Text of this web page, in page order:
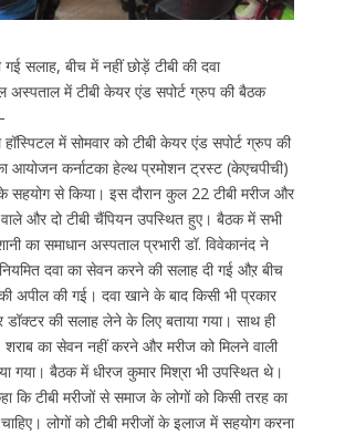
गई सलाह, बीच में नहीं छोड़ें टीबी की दवा
में टीबी केयर एंड सपोर्ट ग्रुप की बैठक
में सोमवार को टीबी केयर एंड सपोर्ट ग्रुप की
कर्नाटका हेल्थ प्रमोशन ट्रस्ट (केएचपीची)
सहयोग से किया। इस दौरान कुल 22 टीबी मरीज और
और दो टीबी चैंपियन उपस्थित हुए। बैठक में सभी
का समाधान अस्पताल प्रभारी डॉ. विवेकानंद ने
दवा का सेवन करने की सलाह दी गई औऱ बीच
अपील की गई। दवा खाने के बाद किसी भी प्रकार
डॉक्टर की सलाह लेने के लिए बताया गया। साथ ही
का सेवन नहीं करने और मरीज को मिलने वाली
गया। बैठक में धीरज कुमार मिश्रा भी उपस्थित थे।
कि टीबी मरीजों से समाज के लोगों को किसी तरह का
लोगों को टीबी मरीजों के इलाज में सहयोग करना